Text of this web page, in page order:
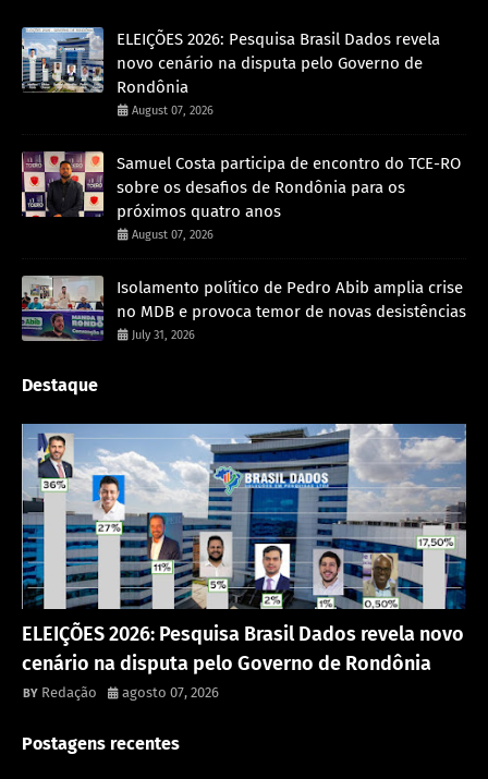
ELEIÇÕES 2026: Pesquisa Brasil Dados revela
novo cenário na disputa pelo Governo de
Rondônia
August 07, 2026
Samuel Costa participa de encontro do TCE-RO
sobre os desafios de Rondônia para os
próximos quatro anos
August 07, 2026
Isolamento político de Pedro Abib amplia crise
no MDB e provoca temor de novas desistências
July 31, 2026
Destaque
ELEIÇÕES 2026: Pesquisa Brasil Dados revela novo
cenário na disputa pelo Governo de Rondônia
Redação agosto 07, 2026
Postagens recentes